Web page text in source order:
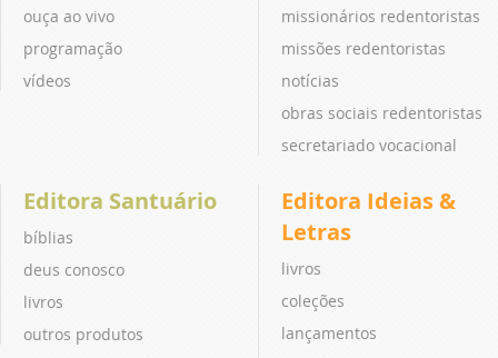
ouça ao vivo
programação
vídeos
missionários redentoristas
missões redentoristas
notícias
obras sociais redentoristas
secretariado vocacional
Editora Santuário
bíblias
deus conosco
livros
outros produtos
Editora Ideias &
Letras
livros
coleções
lançamentos